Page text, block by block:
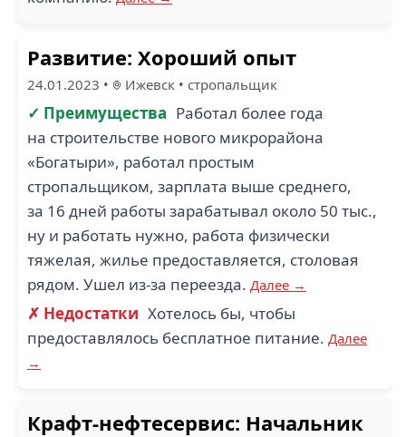
Развитие: Хороший опыт
24.01.2023 • Ижевск • стропальщик
✓ Преимущества Работал более года
на строительстве нового микрорайона
«Богатыри», работал простым
стропальщиком, зарплата выше среднего,
за 16 дней работы зарабатывал около 50 тыс.,
ну и работать нужно, работа физически
тяжелая, жилье предоставляется, столовая
рядом. Ушел из-за переезда. Далее →
✗ Недостатки Хотелось бы, чтобы
предоставлялось бесплатное питание. Далее
→
Крафт-нефтесервис: Начальник